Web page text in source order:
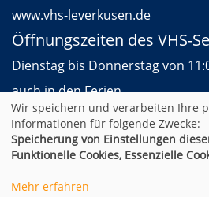
www.vhs-leverkusen.de
Öffnungszeiten des VHS-
Dienstag bis Donnerstag von
auch in den Ferien
AGB Impressum
Cookie Einstellungen
Wir speichern und verarbeiten Ihre
Informationen für folgende Zwecke:
Speicherung von Einstellungen
Funktionelle Cookies, Essenzielle
Mehr erfahren